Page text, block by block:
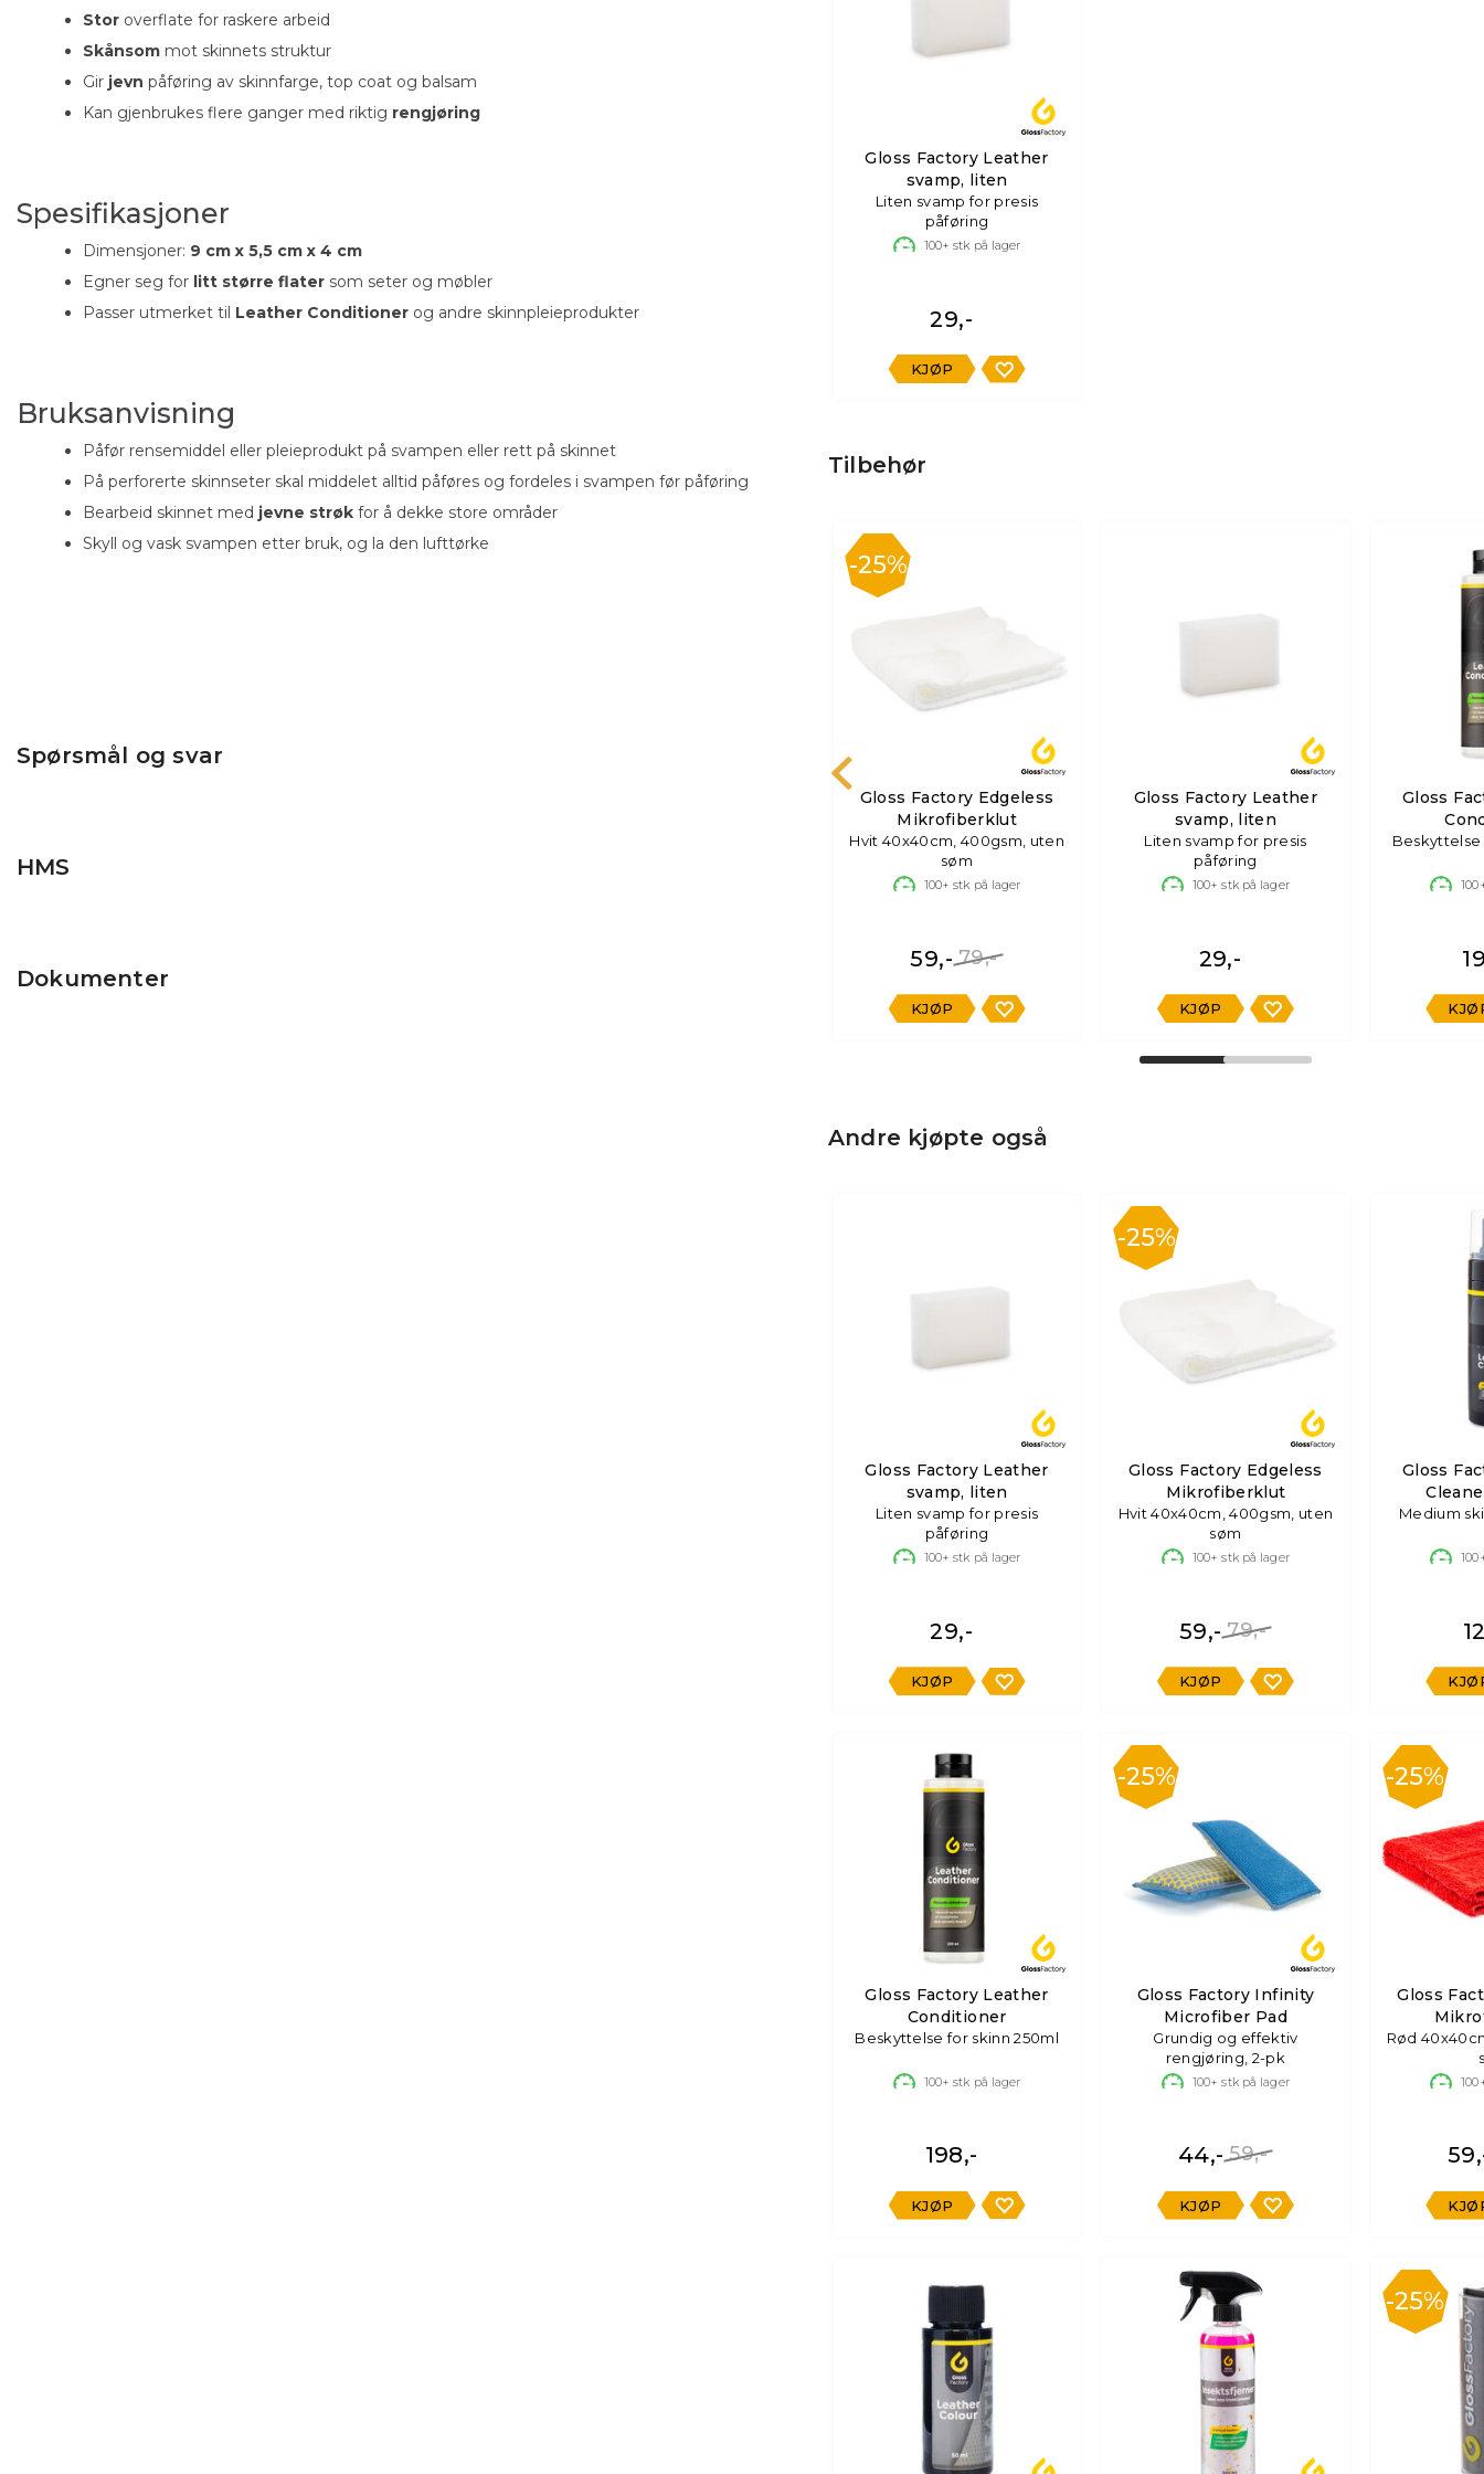
Gloss Factory Leather
svamp, liten
Liten svamp for presis
påføring
100+ stk på lager
29,-
KJØP
Tilbehør
25%
Gloss Factory Edgeless
Mikrofiberklut
Hvit 40x40cm, 400gsm, uten
søm
100+ stk på lager
79,-
59,-
KJØP
Gloss Factory Leather
svamp, liten
Liten svamp for presis
påføring
100+ stk på lager
29,-
KJØP
Gloss
Beskyttelse
Andre kjøpte også
Gloss Factory Leather
svamp, liten
Liten svamp for presis
påføring
100+ stk på lager
29,-
KJØP
25%
Gloss Factory Edgeless
Mikrofiberklut
Hvit 40x40cm, 400gsm, uten
søm
100+ stk på lager
79,-
59,-
KJØP
Gloss
Medium
Gloss Factory Leather
Conditioner
Beskyttelse for skinn 250ml
100+ stk på lager
198,-
KJØP
25%
Gloss Factory Infinity
Microfiber Pad
Grundig og effektiv
rengjøring, 2-pk
100+ stk på lager
59,-
44,-
KJØP
25%
Gloss
Rød
25%
Stor overflate for raskere arbeid
Skånsom mot skinnets struktur
Gir jevn påføring av skinnfarge, top coat og balsam
Kan gjenbrukes flere ganger med riktig rengjøring
Spesifikasjoner
Dimensjoner: 9 cm x 5,5 cm x 4 cm
Egner seg for litt større flater som seter og møbler
Passer utmerket til Leather Conditioner og andre skinnpleieprodukter
Bruksanvisning
Påfør rensemiddel eller pleieprodukt på svampen eller rett på skinnet
På perforerte skinnseter skal middelet alltid påføres og fordeles i svampen før påføring
Bearbeid skinnet med jevne strøk for å dekke store områder
Skyll og vask svampen etter bruk, og la den lufttørke
Spørsmål og svar
HMS
Dokumenter